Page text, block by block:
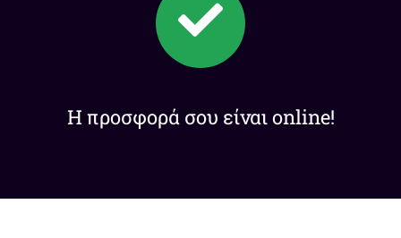
Η προσφορά σου είναι online!